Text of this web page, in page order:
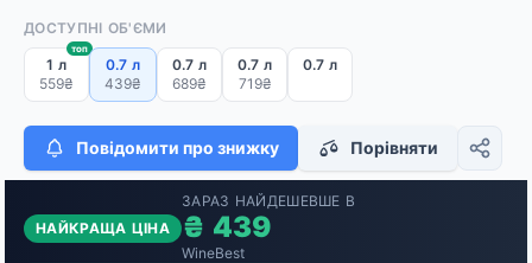
ДОСТУПНІ ОБ'ЄМИ
1 л
559₴
топ
0.7 л
439₴
0.7 л
689₴
0.7 л
719₴
0.7 л
Повідомити про знижку Порівняти
НАЙКРАЩА ЦІНА
ЗАРАЗ НАЙДЕШЕВШЕ В
₴ 439
WineBest